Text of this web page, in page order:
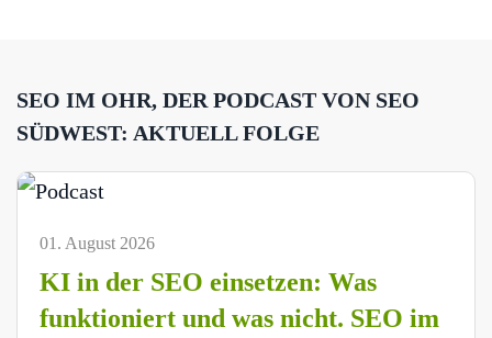
SEO IM OHR, DER PODCAST VON SEO
SÜDWEST: AKTUELL FOLGE
01. August 2026
KI in der SEO einsetzen: Was
funktioniert und was nicht. SEO im